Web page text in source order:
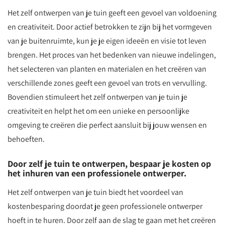
Het zelf ontwerpen van je tuin geeft een gevoel van voldoening
en creativiteit. Door actief betrokken te zijn bij het vormgeven
van je buitenruimte, kun je je eigen ideeën en visie tot leven
brengen. Het proces van het bedenken van nieuwe indelingen,
het selecteren van planten en materialen en het creëren van
verschillende zones geeft een gevoel van trots en vervulling.
Bovendien stimuleert het zelf ontwerpen van je tuin je
creativiteit en helpt het om een unieke en persoonlijke
omgeving te creëren die perfect aansluit bij jouw wensen en
behoeften.
Door zelf je tuin te ontwerpen, bespaar je kosten op
het inhuren van een professionele ontwerper.
Het zelf ontwerpen van je tuin biedt het voordeel van
kostenbesparing doordat je geen professionele ontwerper
hoeft in te huren. Door zelf aan de slag te gaan met het creëren